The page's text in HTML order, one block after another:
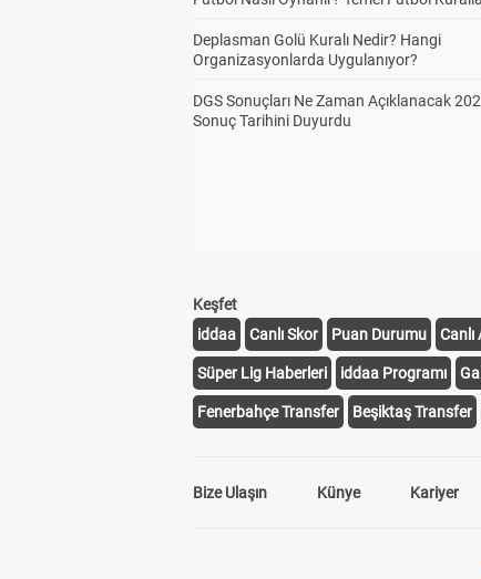
Deplasman Golü Kuralı Nedir? Hangi
Organizasyonlarda Uygulanıyor?
DGS Sonuçları Ne Zaman Açıklanacak
Sonuç Tarihini Duyurdu
Keşfet
iddaa
Canlı Skor Puan Durumu Canlı
Süper Lig Haberleri iddaa Programı
Fenerbahçe Transfer Beşiktaş Transfer
Bize Ulaşın Künye Kariyer